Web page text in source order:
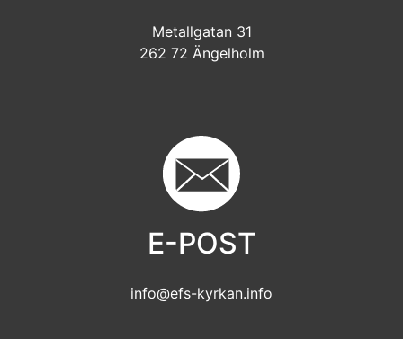
Metallgatan 31
262 72 Ängelholm
E-POST
info@efs-kyrkan.info